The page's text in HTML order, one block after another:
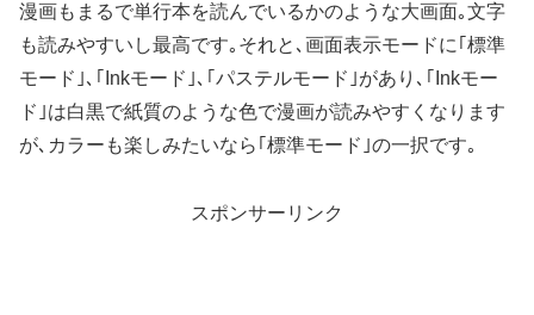
漫画もまるで単行本を読んでいるかのような大画面｡文字
も読みやすいし最高です｡それと､画面表示モードに｢標準
モード｣､｢Inkモード｣､｢パステルモード｣があり､｢Inkモー
ド｣は白黒で紙質のような色で漫画が読みやすくなります
が､カラーも楽しみたいなら｢標準モード｣の一択です｡
スポンサーリンク